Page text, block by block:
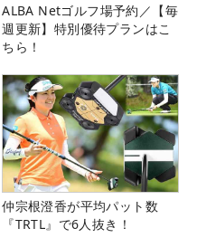
ALBA Netゴルフ場予約／【毎
週更新】特別優待プランはこ
ちら！
仲宗根澄香が平均パット数
『TRTL』で6人抜き！